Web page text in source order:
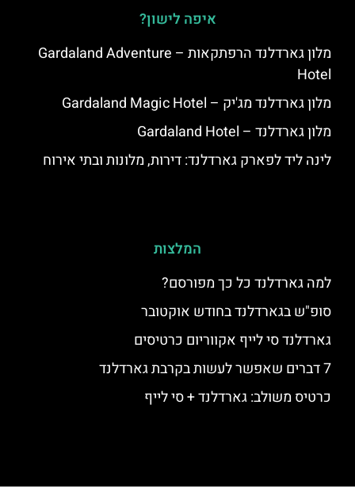
איפה לישון?
מלון גארדלנד הרפתקאות – Gardaland Adventure
Hotel
מלון גארדלנד מג'יק – Gardaland Magic Hotel
מלון גארדלנד – Gardaland Hotel
לינה ליד לפארק גארדלנד: דירות, מלונות ובתי אירוח
המלצות
למה גארדלנד כל כך מפורסם?
סופ"ש בגארדלנד בחודש אוקטובר
גארדלנד סי לייף אקווריום כרטיסים
7 דברים שאפשר לעשות בקרבת גארדלנד
כרטיס משולב: גארדלנד + סי לייף